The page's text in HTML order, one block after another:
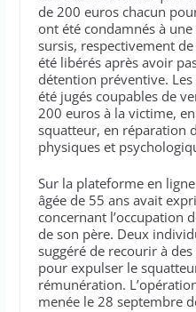
de 200 euros chacun
ont été condamnés à
sursis, respectivement
été libérés après avoir
détention préventive.
été jugés coupables de
200 euros à la victime,
squatteur, en réparation
physiques et
Sur la plateforme en
âgée de 55 ans avait
concernant l’occupation
de son père. Deux
suggéré de recourir à
pour expulser le
rémunération.
menée le 28 septembre